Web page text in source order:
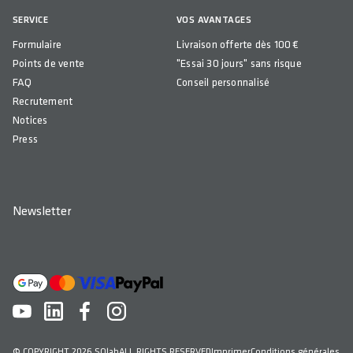
SERVICE
Formulaire
Points de vente
FAQ
Recrutement
Notices
Press
VOS AVANTAGES
Livraison offerte dès 100 €
"Essai 30 jours" sans risque
Conseil personnalisé
Newsletter